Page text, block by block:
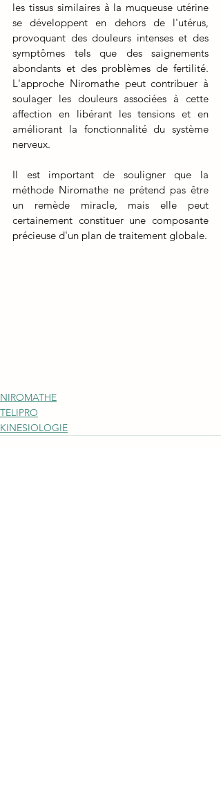
les tissus similaires à la muqueuse utérine
se développent en dehors de l'utérus,
provoquant des douleurs intenses et des
symptômes tels que des saignements
abondants et des problèmes de fertilité.
L'approche Niromathe peut contribuer à
soulager les douleurs associées à cette
affection en libérant les tensions et en
améliorant la fonctionnalité du système
nerveux.
Il est important de souligner que la
méthode Niromathe ne prétend pas être
un remède miracle, mais elle peut
certainement constituer une composante
précieuse d'un plan de traitement globale.
NIROMATHE
TELIPRO
KINESIOLOGIE